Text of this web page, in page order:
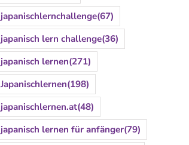
japanischlernchallenge(67)
japanisch lern challenge(36)
japanisch lernen(271)
Japanischlernen(198)
japanischlernen.at(48)
japanisch lernen für anfänger(79)